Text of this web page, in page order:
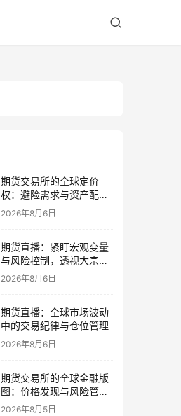
期货交易所的全球定价
权：避险需求与资产配置
再平衡
2026年8月6日
期货直播：紧盯宏观变量
与风险控制，透视大宗商
品波动逻辑
2026年8月6日
期货直播：全球市场波动
中的交易纪律与仓位管理
2026年8月6日
期货交易所的全球金融版
图：价格发现与风险管理
的核心
2026年8月5日